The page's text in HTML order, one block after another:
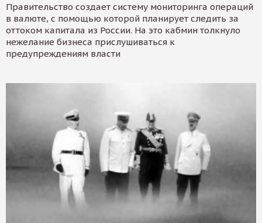
Правительство создает систему мониторинга операций
в валюте, с помощью которой планирует следить за
оттоком капитала из России. На это кабмин толкнуло
нежелание бизнеса прислушиваться к
предупреждениям власти